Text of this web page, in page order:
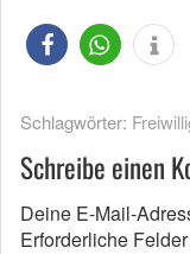
Schlagwörter:
Schreibe einen
Deine E-Mail-
Erforderliche